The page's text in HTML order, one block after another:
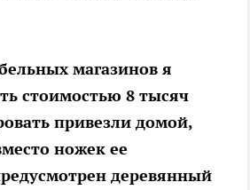
магазинов я
стоимостью 8 тысяч
привезли домой,
ножек ее
деревянный